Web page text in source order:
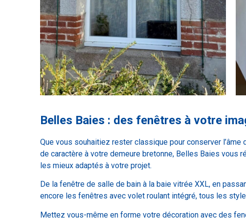
Belles Baies : des fenêtres à votre
Que vous souhaitiez rester classique pour conserver
de caractère à votre demeure bretonne, Belles Baies vous
les mieux adaptés à votre projet.
De la fenêtre de salle de bain à la baie vitrée XXL, en
encore les fenêtres avec volet roulant intégré, tous les
Mettez vous-même en forme votre décoration avec des